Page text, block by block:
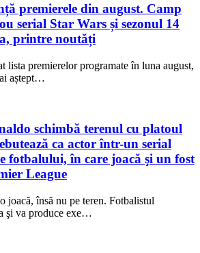
premierele din august. Camp
serial Star Wars și sezonul 14
printre noutăți
lista premierelor programate în luna august,
aștept…
schimbă terenul cu platoul
ca actor într-un serial
fotbalului, în care joacă şi un fost
League
joacă, însă nu pe teren. Fotbalistul
şi va produce exe…